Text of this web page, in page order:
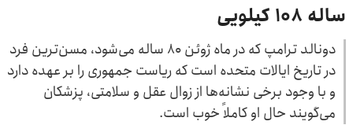
ساله ۱۰۸ کیلویی
دونالد ترامپ که در ماه ژوئن ۸۰ ساله می‌شود، مسن‌ترین فرد
در تاریخ ایالات متحده است که ریاست جمهوری را بر عهده دارد
و با وجود برخی نشانه‌ها از زوال عقل و سلامتی، پزشکان
می‌گویند حال او کاملاً خوب است.